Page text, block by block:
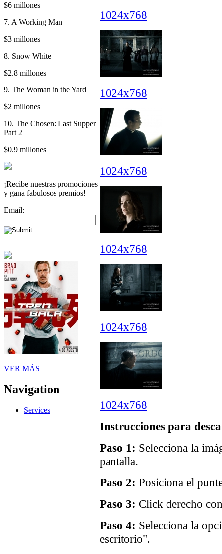
$6 millones
7. A Working Man
$3 millones
8. Snow White
$2.8 millones
9. The Woman in the Yard
$2 millones
10. The Chosen: Last Supper
Part 2
$0.9 millones
¡Recibe nuestras promociones
y gana fabulosos premios!
Email:
VER MÁS
Navigation
Services
1024x768
1024x768
1024x768
1024x768
1024x768
1024x768
Instrucciones para
Paso 1: Selecciona la
pantalla.
Paso 2: Posiciona el
Paso 3: Click derecho
Paso 4: Selecciona la
escritorio".